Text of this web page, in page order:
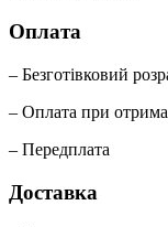
Оплата
– Безготівковий
– Оплата при
– Передплата
Доставка